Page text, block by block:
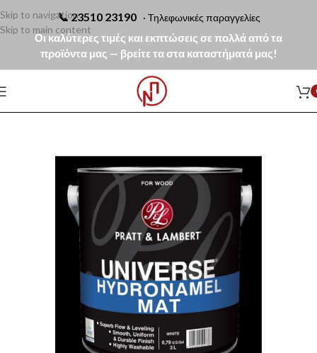
📞23510 23190 · Τηλεφωνικές παραγγελίες
Οι καλύτερες τιμές και εκπτώσεις σε πολλά από τα
προϊόντα μας — βρείτε τα στα καταστήματά μας!
Skip to navigation
Skip to main content